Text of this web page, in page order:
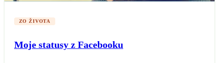
ZO ŽIVOTA
Moje statusy z Facebooku